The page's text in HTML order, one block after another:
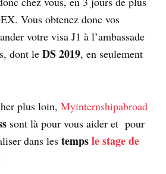
Vous obtenez donc vos
votre visa J1 à l’ambassade
dont le DS 2019, en seulement
plus loin, Myinternshipabroad
sont là pour vous aider et pour
dans les tempsle stage de